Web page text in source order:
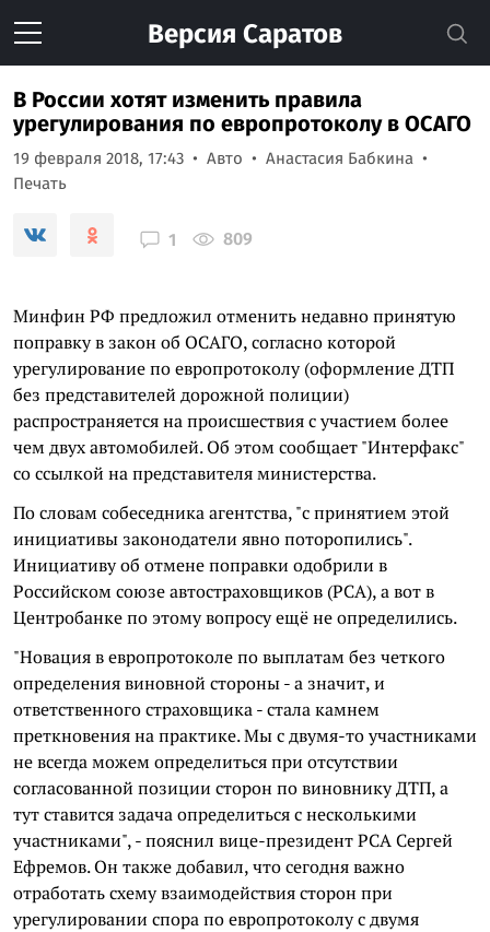
Версия Саратов
В России хотят изменить правила
урегулирования по европротоколу в ОСАГО
19 февраля 2018, 17:43 Авто
Анастасия Бабкина
Печать
1 809
Минфин РФ предложил отменить недавно принятую
поправку в закон об ОСАГО, согласно которой
урегулирование по европротоколу (оформление ДТП
без представителей дорожной полиции)
распространяется на происшествия с участием более
чем двух автомобилей. Об этом сообщает "Интерфакс"
со ссылкой на представителя министерства.
По словам собеседника агентства, "с принятием этой
инициативы законодатели явно поторопились".
Инициативу об отмене поправки одобрили в
Российском союзе автостраховщиков (РСА), а вот в
Центробанке по этому вопросу ещё не определились.
"Новация в европротоколе по выплатам без четкого
определения виновной стороны - а значит, и
ответственного страховщика - стала камнем
преткновения на практике. Мы с двумя-то участниками
не всегда можем определиться при отсутствии
согласованной позиции сторон по виновнику ДТП, а
тут ставится задача определиться с несколькими
участниками", - пояснил вице-президент РСА Сергей
Ефремов. Он также добавил, что сегодня важно
отработать схему взаимодействия сторон при
урегулировании спора по европротоколу с двумя